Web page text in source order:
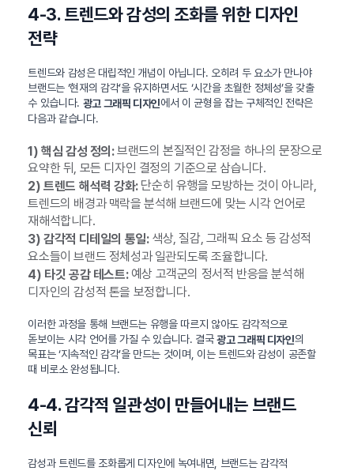
4-3. 트렌드와 감성의 조화를 위한 디자인
전략
트렌드와 감성은 대립적인 개념이 아닙니다. 오히려 두 요소가 만나야
브랜드는 ‘현재의 감각’을 유지하면서도 ‘시간을 초월한 정체성’을 갖출
수 있습니다. 광고 그래픽 디자인에서 이 균형을 잡는 구체적인 전략은
다음과 같습니다.
1) 핵심 감성 정의:브랜드의 본질적인 감정을 하나의 문장으로
요약한 뒤, 모든 디자인 결정의 기준으로 삼습니다.
2) 트렌드 해석력 강화:단순히 유행을 모방하는 것이 아니라,
트렌드의 배경과 맥락을 분석해 브랜드에 맞는 시각 언어로
재해석합니다.
3) 감각적 디테일의 통일:색상, 질감, 그래픽 요소 등 감성적
요소들이 브랜드 정체성과 일관되도록 조율합니다.
4) 타깃 공감 테스트:예상 고객군의 정서적 반응을 분석해
디자인의 감성적 톤을 보정합니다.
이러한 과정을 통해 브랜드는 유행을 따르지 않아도 감각적으로
돋보이는 시각 언어를 가질 수 있습니다. 결국광고 그래픽 디자인의
목표는 ‘지속적인 감각’을 만드는 것이며, 이는 트렌드와 감성이 공존할
때 비로소 완성됩니다.
4-4. 감각적 일관성이 만들어내는 브랜드
신뢰
감성과 트렌드를 조화롭게 디자인에 녹여내면, 브랜드는 감각적